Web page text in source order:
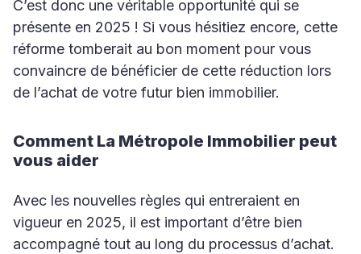
C’est donc une véritable opportunité qui se
présente en 2025 ! Si vous hésitiez encore, cette
réforme tomberait au bon moment pour vous
convaincre de bénéficier de cette réduction lors
de l’achat de votre futur bien immobilier.
Comment La Métropole Immobilier peut
vous aider
Avec les nouvelles règles qui entreraient en
vigueur en 2025, il est important d’être bien
accompagné tout au long du processus d’achat.